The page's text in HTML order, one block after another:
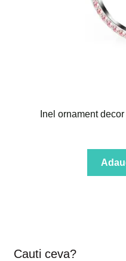
Inel ornament
Cauti ceva?